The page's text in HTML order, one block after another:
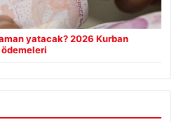
yatacak? 2026 Kurban